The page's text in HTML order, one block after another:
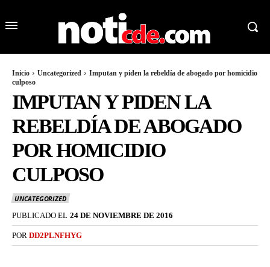
Inicio Uncategorized
Imputan y piden la rebeldía de abogado por homicidio
culposo
IMPUTAN Y PIDEN LA
REBELDÍA DE ABOGADO
POR HOMICIDIO
CULPOSO
UNCATEGORIZED
PUBLICADO EL 24 DE NOVIEMBRE DE 2016
POR DD2PLNFHYG